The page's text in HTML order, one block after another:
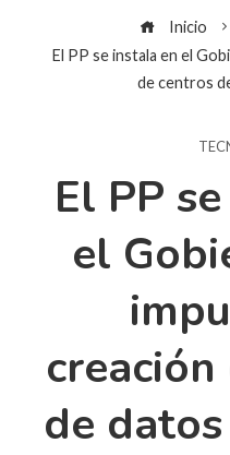
Inicio
El PP se instala en el
de centros
El PP
el
de